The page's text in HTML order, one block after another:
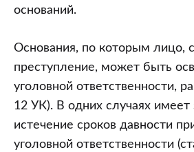
оснований.
Основания, по которым лицо,
преступление, может быть
уголовной ответственности,
12 УК). В одних случаях имеет
истечение сроков давности
уголовной ответственности